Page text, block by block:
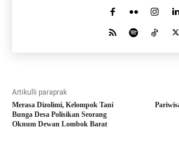
Artikulli paraprak
Merasa Dizolimi, Kelompok Tani
Bunga Desa Polisikan Seorang
Oknum Dewan Lombok Barat